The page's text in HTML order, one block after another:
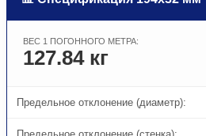
ВЕС 1 ПОГОННОГО МЕТРА:
127.84 кг
Предельное отклонение (диаметр):